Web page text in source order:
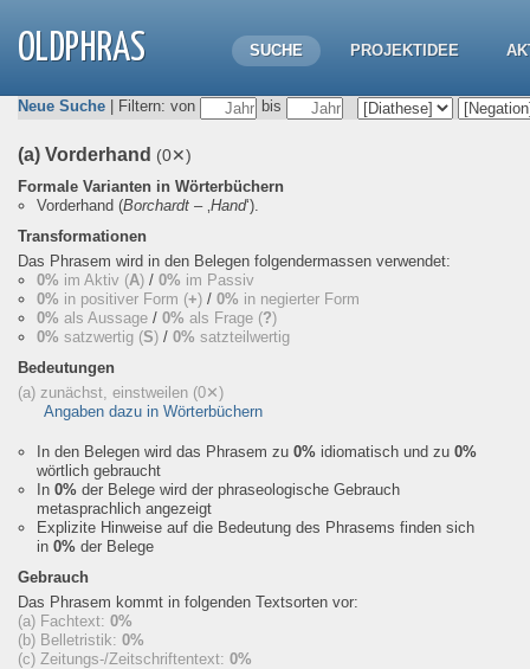
OLDPHRAS SUCHE PROJEKTIDEE
Neue Suche | Filtern: von bis
(a) Vorderhand (0✕)
Formale Varianten in Wörterbüchern
Vorderhand (Borchardt – ‚Hand‘).
Transformationen
Das Phrasem wird in den Belegen folgendermassen verwendet:
0% im Aktiv (A) / 0% im Passiv
0% in positiver Form (+) / 0% in negierter Form
0% als Aussage / 0% als Frage (?)
0% satzwertig (S) / 0% satzteilwertig
Bedeutungen
(a) zunächst, einstweilen (0✕)
Angaben dazu in Wörterbüchern
In den Belegen wird das Phrasem zu 0% idiomatisch und zu 0%
wörtlich gebraucht
In 0% der Belege wird der phraseologische Gebrauch
metasprachlich angezeigt
Explizite Hinweise auf die Bedeutung des Phrasems finden sich
in 0% der Belege
Gebrauch
Das Phrasem kommt in folgenden Textsorten vor:
(a) Fachtext: 0%
(b) Belletristik: 0%
(c) Zeitungs-/Zeitschriftentext: 0%